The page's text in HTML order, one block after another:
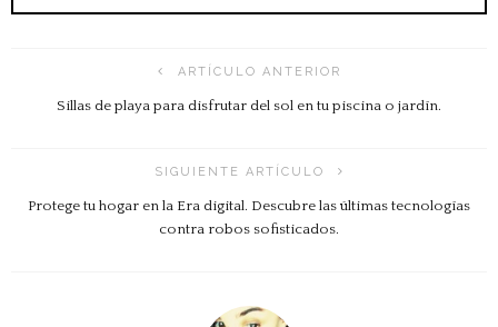
ARTÍCULO ANTERIOR
Sillas de playa para disfrutar del sol en tu piscina o jardín.
SIGUIENTE ARTÍCULO
Protege tu hogar en la Era digital. Descubre las últimas tecnologías
contra robos sofisticados.